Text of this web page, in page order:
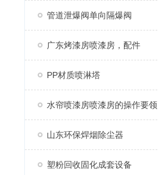
管道泄爆阀单向隔爆阀
广东烤漆房喷漆房，配件
PP材质喷淋塔
水帘喷漆房喷漆房的操作要领
山东环保焊烟除尘器
塑粉回收固化成套设备